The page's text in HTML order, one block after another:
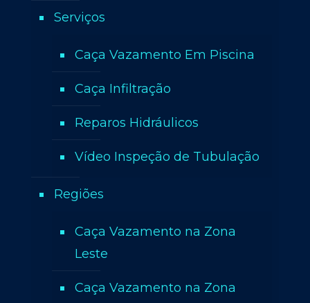
Serviços
Caça Vazamento Em Piscina
Caça Infiltração
Reparos Hidráulicos
Vídeo Inspeção de Tubulação
Regiões
Caça Vazamento na Zona
Leste
Caça Vazamento na Zona